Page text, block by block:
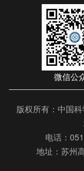
微信公
版权所有：中国
电话：
地址：苏州